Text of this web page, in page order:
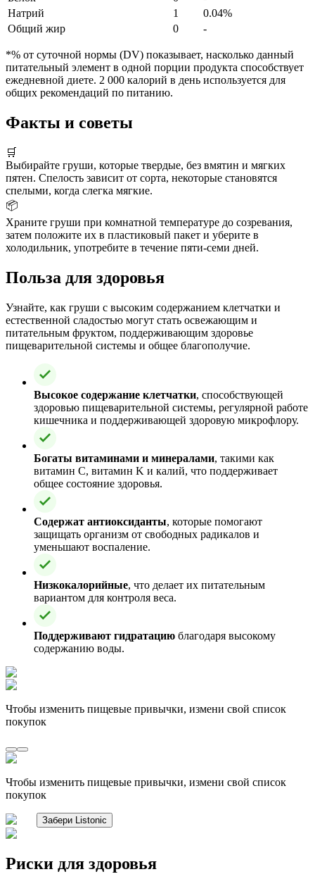
Натрий
1
0.04%
Общий жир
0 -
*% от суточной нормы (DV) показывает, насколько данный
питательный элемент в одной порции продукта способствует
ежедневной диете. 2 000 калорий в день используется для
общих рекомендаций по питанию.
Факты и советы
🛒
Выбирайте груши, которые твердые, без вмятин и мягких
пятен. Спелость зависит от сорта, некоторые становятся
спелыми, когда слегка мягкие.
📦
Храните груши при комнатной температуре до созревания,
затем положите их в пластиковый пакет и уберите в
холодильник, употребите в течение пяти-семи дней.
Польза для здоровья
Узнайте, как груши с высоким содержанием клетчатки и
естественной сладостью могут стать освежающим и
питательным фруктом, поддерживающим здоровье
пищеварительной системы и общее благополучие.
Высокое содержание клетчатки, способствующей
здоровью пищеварительной системы, регулярной работе
кишечника и поддерживающей здоровую микрофлору.
Богаты витаминами и минералами, такими как
витамин C, витамин K и калий, что поддерживает
общее состояние здоровья.
Содержат антиоксиданты, которые помогают
защищать организм от свободных радикалов и
уменьшают воспаление.
Низкокалорийные, что делает их питательным
вариантом для контроля веса.
Поддерживают гидратацию благодаря высокому
содержанию воды.
Чтобы изменить пищевые привычки, измени свой список
покупок
Чтобы изменить пищевые привычки, измени свой список
покупок
Забери Listonic
Риски для здоровья